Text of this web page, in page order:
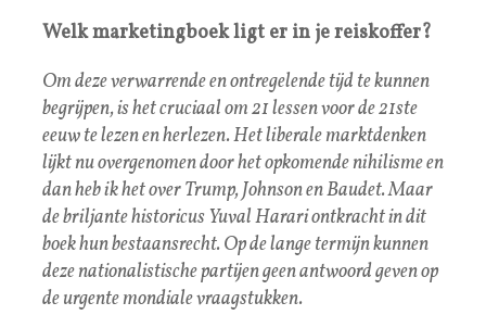
Welk marketingboek ligt er in je reiskoffer?
Om deze verwarrende en ontregelende tijd te kunnen
begrijpen, is het cruciaal om 21 lessen voor de 21ste
eeuw te lezen en herlezen. Het liberale marktdenken
lijkt nu overgenomen door het opkomende nihilisme en
dan heb ik het over Trump, Johnson en Baudet. Maar
de briljante historicus Yuval Harari ontkracht in dit
boek hun bestaansrecht. Op de lange termijn kunnen
deze nationalistische partijen geen antwoord geven op
de urgente mondiale vraagstukken.